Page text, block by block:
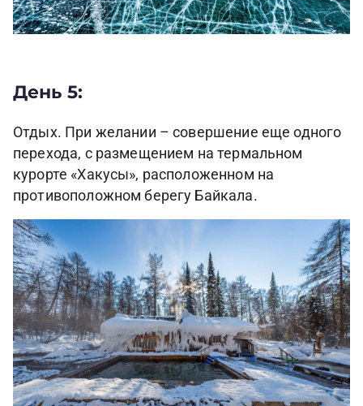
День 5:
Отдых. При желании – совершение еще одного
перехода, с размещением на термальном
курорте «Хакусы», расположенном на
противоположном берегу Байкала.